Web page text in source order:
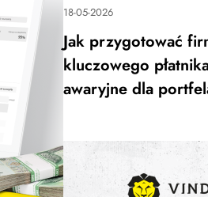
18-05-2026
Jak przygotować
kluczowego
awaryjne dla